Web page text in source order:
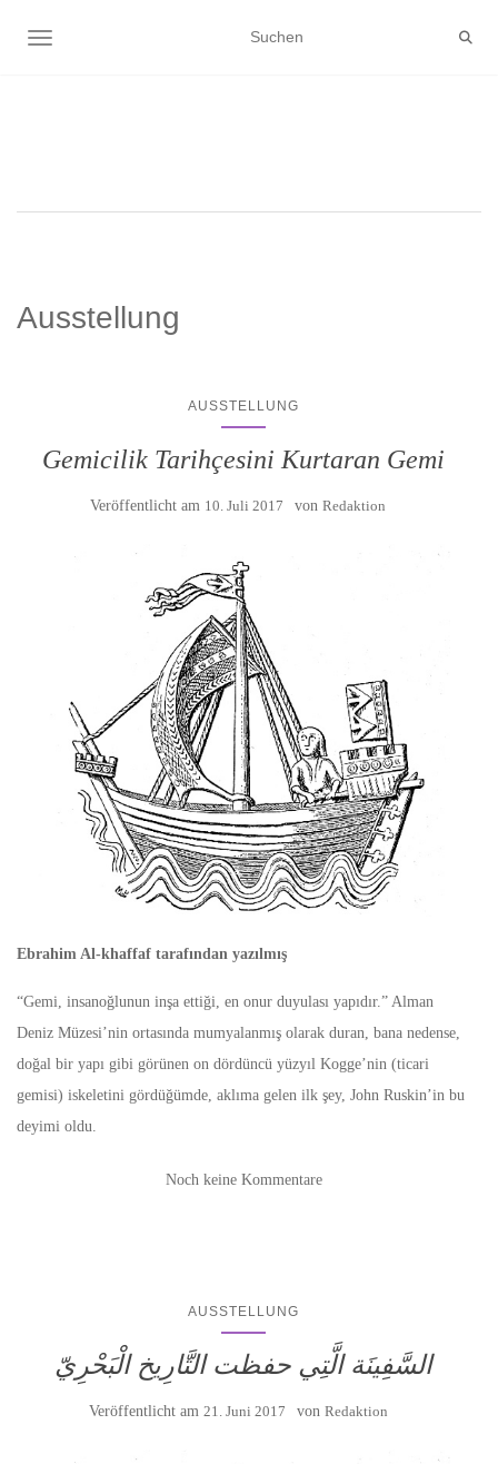
NAVIGATION UMSCHALTEN
Ausstellung
AUSSTELLUNG
Gemicilik Tarihçesini Kurtaran Gemi
Veröffentlicht am 10. Juli 2017 von Redaktion
Ebrahim Al-khaffaf tarafından yazılmış
“Gemi, insanoğlunun inşa ettiği, en onur duyulası yapıdır.” Alman
Deniz Müzesi’nin ortasında mumyalanmış olarak duran, bana nedense,
doğal bir yapı gibi görünen on dördüncü yüzyıl Kogge’nin (ticari
gemisi) iskeletini gördüğümde, aklıma gelen ilk şey, John Ruskin’in bu
deyimi oldu.
Noch keine Kommentare
AUSSTELLUNG
السَّفِينَة الَّتِي حفظت التَّارِيخ الْبَحْرِيّ
Veröffentlicht am 21. Juni 2017 von Redaktion